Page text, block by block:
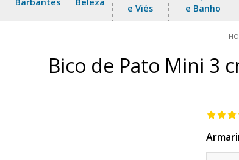
e Viés
e Banho
Bico de Pato Mini 3